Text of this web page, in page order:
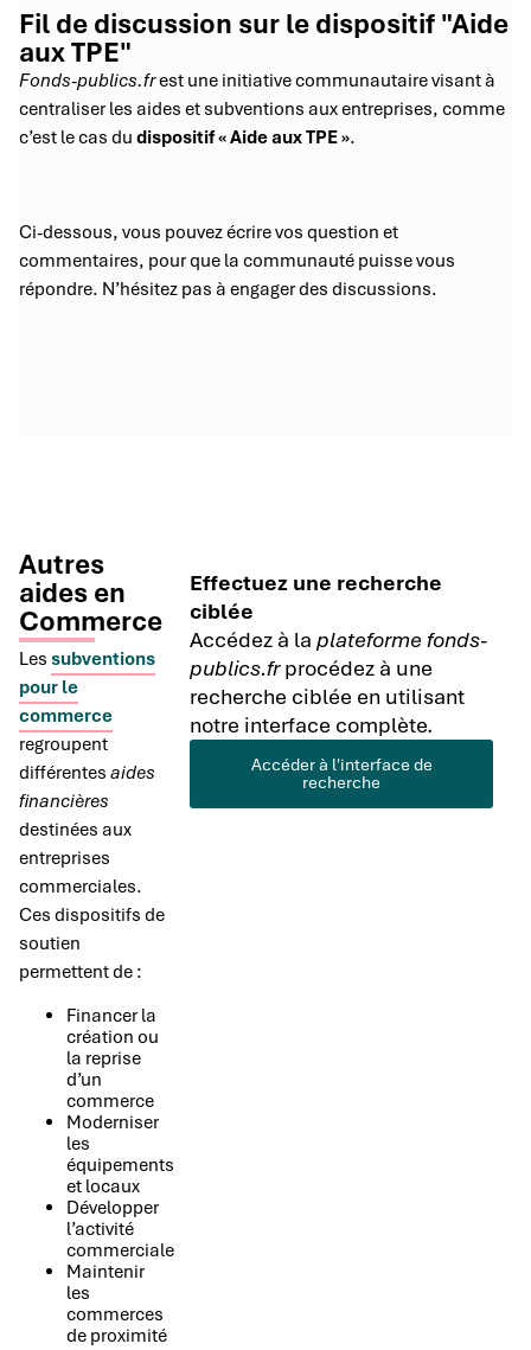
Fil de discussion sur le dispositif "Aide
aux TPE"
Fonds-publics.frest une initiative communautaire visant à
centraliser les aides et subventions aux entreprises, comme
c’est le cas du dispositif « Aide aux TPE ».
Ci-dessous, vous pouvez écrire vos question et
commentaires, pour que la communauté puisse vous
répondre. N’hésitez pas à engager des discussions.
Autres
aides en
Commerce
Les subventions
pour le
commerce
regroupent
différentes aides
financières
destinées aux
entreprises
commerciales.
Ces dispositifs de
soutien
permettent de :
Financer la
création ou
la reprise
d’un
commerce
Moderniser
les
équipements
et locaux
Développer
l’activité
commerciale
Maintenir
les
commerces
de proximité
Effectuez une recherche
ciblée
Accédez à laplateforme fonds-
publics.frprocédez à une
recherche ciblée en utilisant
notre interface complète.
Accéder à l'interface de
recherche